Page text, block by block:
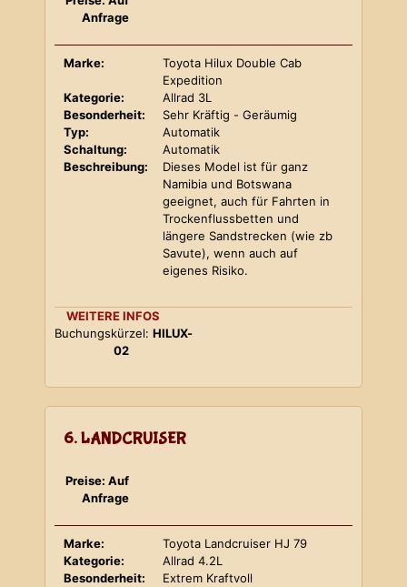
Anfrage
Marke:
Toyota Hilux Double Cab
Expedition
Kategorie:
Allrad 3L
Besonderheit:
Sehr Kräftig - Geräumig
Typ:
Automatik
Schaltung:
Automatik
Beschreibung:
Dieses Model ist für ganz
Namibia und Botswana
geeignet, auch für Fahrten in
Trockenflussbetten und
längere Sandstrecken (wie zb
Savute), wenn auch auf
eigenes Risiko.
WEITERE INFOS
Buchungskürzel: HILUX-
02
6. LANDCRUISER
Preise: Auf
Anfrage
Marke:
Toyota Landcruiser HJ 79
Kategorie:
Allrad 4.2L
Besonderheit:
Extrem Kraftvoll